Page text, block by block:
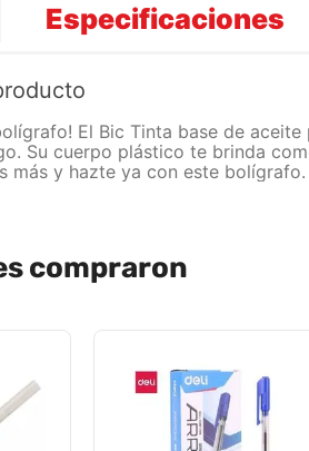
Especificaciones
El Bic Tinta base de
Su cuerpo plástico te brinda
más y hazte ya con este bolígrafo.
compraron